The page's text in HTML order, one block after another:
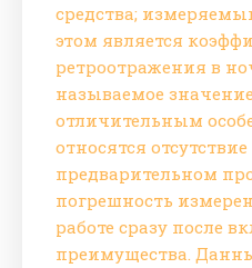
средства;
этом является
ретроотражения в
называемое
отличительным
относятся
предварительном
погрешность
работе сразу после
преимущества.